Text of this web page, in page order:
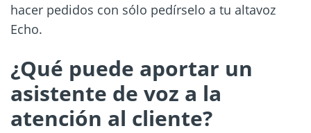
hacer pedidos con sólo pedírselo a tu altavoz
Echo.
¿Qué puede aportar un
asistente de voz a la
atención al cliente?